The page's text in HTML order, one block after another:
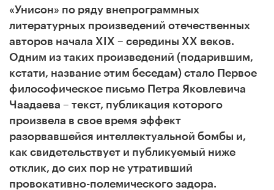
«Унисон» по ряду внепрограммных
литературных произведений отечественных
авторов начала XIX – середины ХХ веков.
Одним из таких произведений (подарившим,
кстати, название этим беседам) стало Первое
философическое письмо Петра Яковлевича
Чаадаева – текст, публикация которого
произвела в свое время эффект
разорвавшейся интеллектуальной бомбы и,
как свидетельствует и публикуемый ниже
отклик, до сих пор не утративший
провокативно-полемического задора.